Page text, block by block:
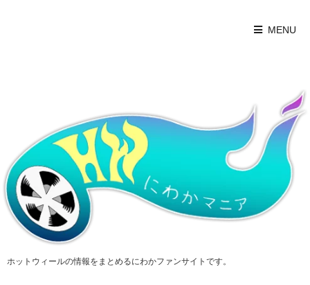
MENU
ホットウィールの情報をまとめるにわかファンサイトです。